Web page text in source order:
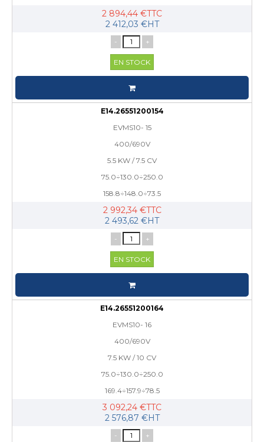
2 894,44 €TTC
2 412,03 €HT
- +
EN STOCK
E14.26551200154
EVMS10- 15
400/690V
5.5 KW / 7.5 CV
75.0÷130.0÷250.0
158.8÷148.0÷73.5
2 992,34 €TTC
2 493,62 €HT
- +
EN STOCK
E14.26551200164
EVMS10- 16
400/690V
7.5 KW / 10 CV
75.0÷130.0÷250.0
169.4÷157.9÷78.5
3 092,24 €TTC
2 576,87 €HT
- +